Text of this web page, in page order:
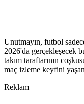
Unutmayın, futbol
2026'da gerçekleşecek
takım taraftarının
maç izleme keyfini
Reklam